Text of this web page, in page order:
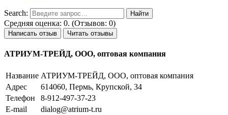
Search:
Средняя оценка: 0. (Отзывов: 0)
Написать отзыв Читать отзывы
АТРИУМ-ТРЕЙД, ООО, оптовая компания
Название АТРИУМ-ТРЕЙД, ООО, оптовая компания
Адрес
614060, Пермь, Крупской, 34
Телефон
8-912-497-37-23
E-mail
dialog@atrium-t.ru